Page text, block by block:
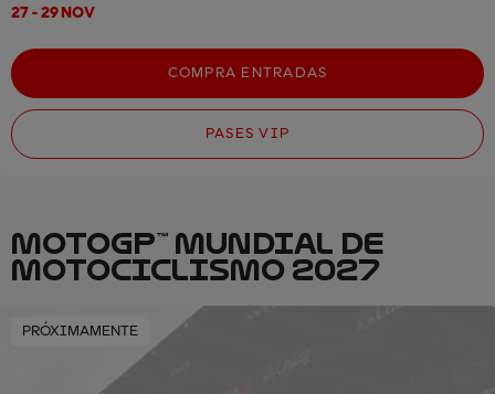
27 - 29 NOV
COMPRA ENTRADAS
PASES VIP
MOTOGP™ MUNDIAL DE
MOTOCICLISMO 2027
PRÓXIMAMENTE